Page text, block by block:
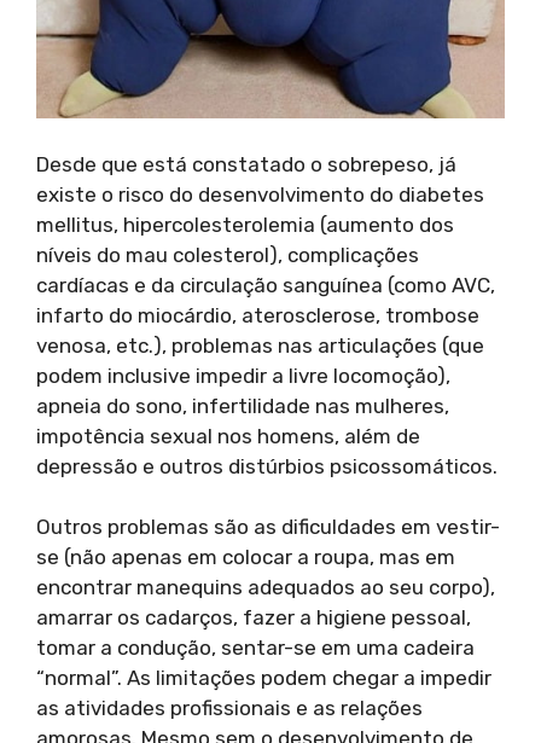
Desde que está constatado o sobrepeso, já
existe o risco do desenvolvimento do diabetes
mellitus, hipercolesterolemia (aumento dos
níveis do mau colesterol), complicações
cardíacas e da circulação sanguínea (como AVC,
infarto do miocárdio, aterosclerose, trombose
venosa, etc.), problemas nas articulações (que
podem inclusive impedir a livre locomoção),
apneia do sono, infertilidade nas mulheres,
impotência sexual nos homens, além de
depressão e outros distúrbios psicossomáticos.
Outros problemas são as dificuldades em vestir-
se (não apenas em colocar a roupa, mas em
encontrar manequins adequados ao seu corpo),
amarrar os cadarços, fazer a higiene pessoal,
tomar a condução, sentar-se em uma cadeira
“normal”. As limitações podem chegar a impedir
as atividades profissionais e as relações